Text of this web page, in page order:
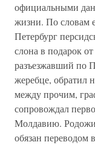
официальными
жизни. По словам
Петербург
слона в подарок
разъезжавший по
жеребце, обратил
между прочим,
сопровождал
Молдавию.
обязан переводом